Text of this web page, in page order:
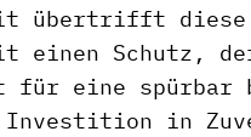
übertrifft
einen Schutz,
eine spürbar
in